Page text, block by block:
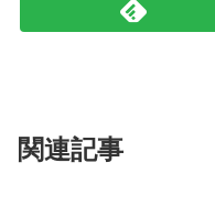
関連記事